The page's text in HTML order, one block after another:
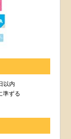
以内
準ずる